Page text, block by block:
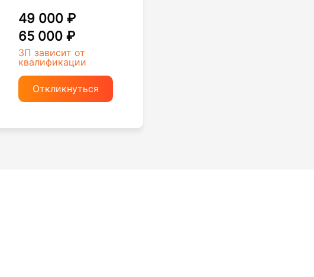
49 000 ₽
65 000 ₽
ЗП зависит от
квалификации
Откликнуться